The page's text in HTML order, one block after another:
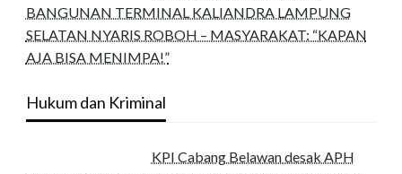
BANGUNAN TERMINAL KALIANDRA LAMPUNG
SELATAN NYARIS ROBOH – MASYARAKAT: “KAPAN
AJA BISA MENIMPA!”
Hukum dan Kriminal
KPI Cabang Belawan desak APH